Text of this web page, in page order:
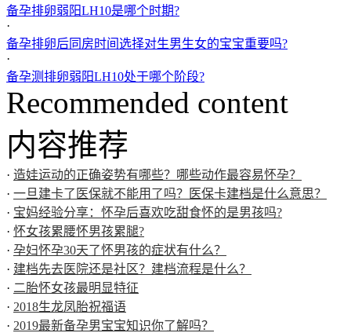
备孕排卵弱阳LH10是哪个时期?
·
备孕排卵后同房时间选择对生男生女的宝宝重要吗?
·
备孕测排卵弱阳LH10处于哪个阶段?
Recommended content
内容推荐
· 造娃运动的正确姿势有哪些？哪些动作最容易怀孕？
· 一旦建卡了医保就不能用了吗？医保卡建档是什么意思？
· 宝妈经验分享：怀孕后喜欢吃甜食怀的是男孩吗?
· 怀女孩累腰怀男孩累腿?
· 孕妇怀孕30天了怀男孩的症状有什么？
· 建档先去医院还是社区？建档流程是什么？
· 二胎怀女孩最明显特征
· 2018生龙凤胎祝福语
· 2019最新备孕男宝宝知识你了解吗？